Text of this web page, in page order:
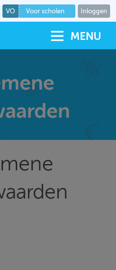
VO Voor scholen Inloggen
MENU